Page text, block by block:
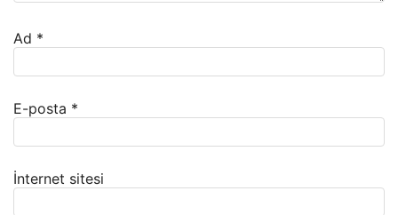
Ad *
E-posta *
İnternet sitesi